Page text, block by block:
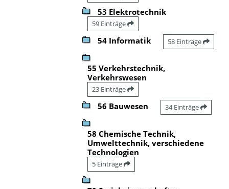
53 Elektrotechnik
59 Einträge
54 Informatik 58 Einträge
55 Verkehrstechnik,
Verkehrswesen
23 Einträge
56 Bauwesen 34 Einträge
58 Chemische Technik,
Umwelttechnik, verschiedene
Technologien
5 Einträge